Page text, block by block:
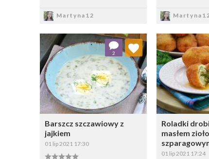
Martyna12
Barszcz szczawiowy z
jajkiem
01 lip 2021 17:30
2
Dodaj do ulubionych
Wybierz listę:
Roladki
masłem
01 lip 2021 17:24
Dodaj